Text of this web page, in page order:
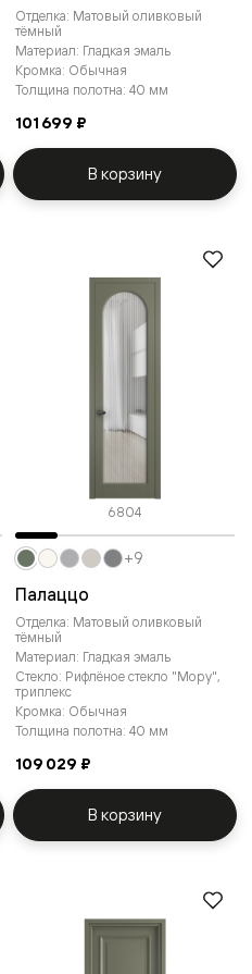
Отделка: Матовый оливковый
тёмный
Материал: Гладкая эмаль
Кромка: Обычная
Толщина полотна: 40 мм
101 699 ₽
В корзину
6804
Палаццо
Отделка: Матовый оливковый
тёмный
Материал: Гладкая эмаль
Стекло: Рифлёное стекло "Мору",
триплекс
Кромка: Обычная
Толщина полотна: 40 мм
109 029 ₽
+9
В корзину